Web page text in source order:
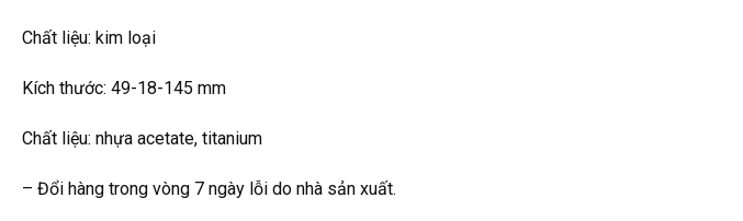
Chất liệu: kim loại
Kích thước: 49-18-145 mm
Chất liệu: nhựa acetate, titanium
– Đổi hàng trong vòng 7 ngày lỗi do nhà sản xuất.